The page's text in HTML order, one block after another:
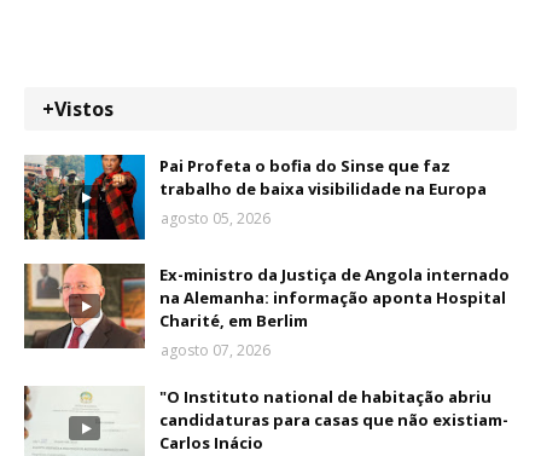
+Vistos
Pai Profeta o bofia do Sinse que faz
trabalho de baixa visibilidade na Europa
agosto 05, 2026
Ex-ministro da Justiça de Angola internado
na Alemanha: informação aponta Hospital
Charité, em Berlim
agosto 07, 2026
"O Instituto national de habitação abriu
candidaturas para casas que não existiam-
Carlos Inácio